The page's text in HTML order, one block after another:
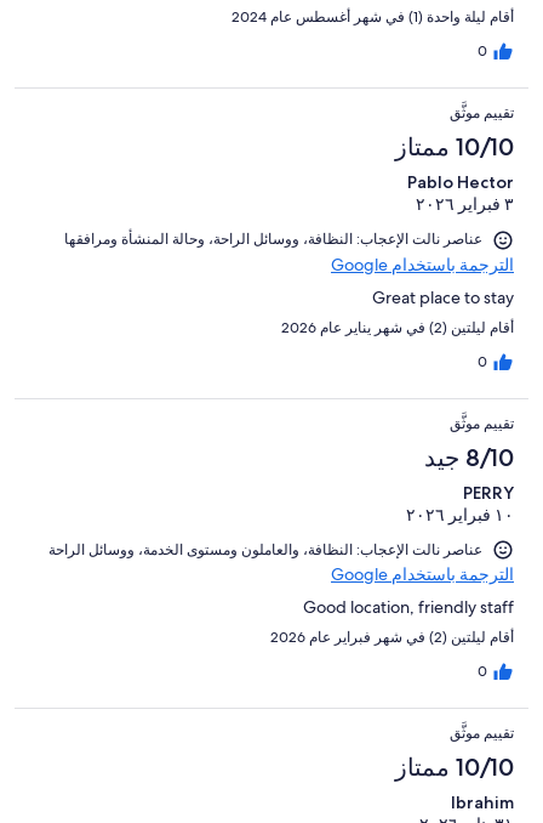
أقام ليلة واحدة (1) في شهر أغسطس عام 2024
0
تقييم موثَّق
10/10 ممتاز
Pablo Hector
٣ فبراير ٢٠٢٦
عناصر نالت الإعجاب: ⁦النظافة⁩، و⁦وسائل الراحة⁩، و⁦حالة المنشأة ومرافقها⁩
الترجمة باستخدام Google
Great place to stay
أقام ليلتين (2) في شهر يناير عام 2026
0
تقييم موثَّق
8/10 جيد
PERRY
١٠ فبراير ٢٠٢٦
عناصر نالت الإعجاب: ⁦النظافة⁩، و⁦العاملون ومستوى الخدمة⁩، و⁦وسائل الراحة⁩
الترجمة باستخدام Google
Good location, friendly staff
أقام ليلتين (2) في شهر فبراير عام 2026
0
تقييم موثَّق
10/10 ممتاز
Ibrahim